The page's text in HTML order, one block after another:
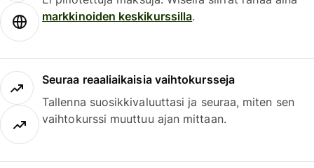
markkinoiden keskikurssilla.
Seuraa reaaliaikaisia vaihtokursseja
Tallenna suosikkivaluuttasi ja seuraa, miten sen
vaihtokurssi muuttuu ajan mittaan.